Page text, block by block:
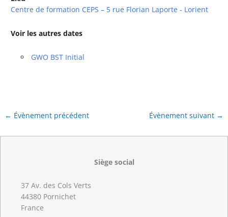
Centre de formation CEPS – 5 rue Florian Laporte - Lorient
Voir les autres dates
GWO BST Initial
← Évènement précédent Évènement suivant →
Siège social
37 Av. des Cols Verts
44380 Pornichet
France